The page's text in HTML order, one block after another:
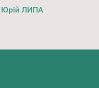
Юрій ЛИПА